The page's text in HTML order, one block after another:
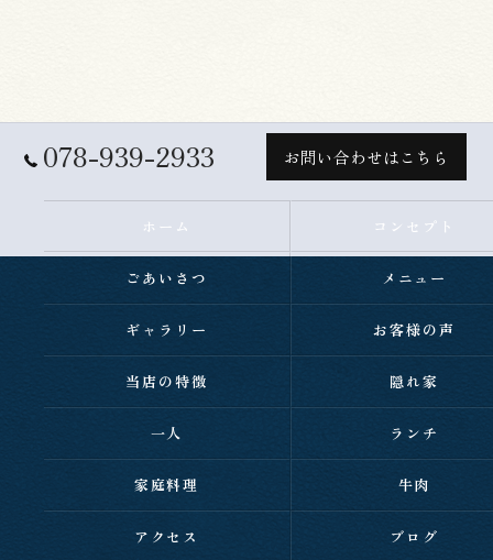
078-939-2933 お問い合わせはこちら
ホーム コンセプト
ごあいさつ メニュー
ギャラリー お客様の声
当店の特徴 隠れ家
一人 ランチ
家庭料理 牛肉
アクセス ブログ